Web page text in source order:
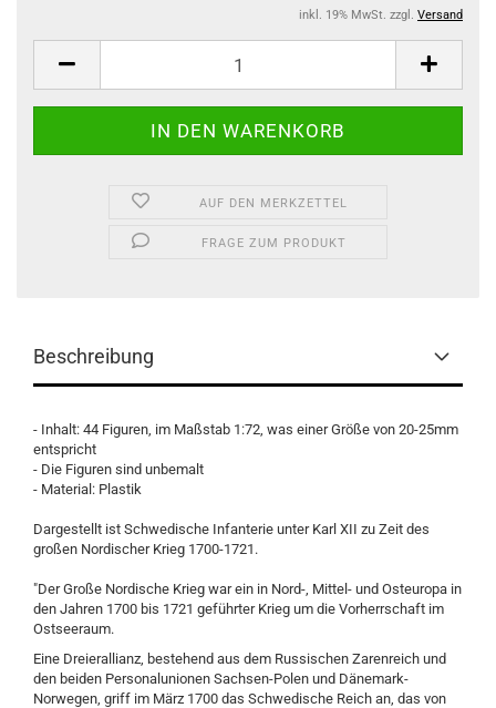
inkl. 19% MwSt. zzgl. Versand
AUF DEN MERKZETTEL
FRAGE ZUM PRODUKT
Beschreibung
- Inhalt: 44 Figuren, im Maßstab 1:72, was einer Größe von 20-25mm
entspricht
- Die Figuren sind unbemalt
- Material: Plastik
Dargestellt ist Schwedische Infanterie unter Karl XII zu Zeit des
großen Nordischer Krieg 1700-1721.
"Der Große Nordische Krieg war ein in Nord-, Mittel- und Osteuropa in
den Jahren 1700 bis 1721 geführter Krieg um die Vorherrschaft im
Ostseeraum.
Eine Dreierallianz, bestehend aus dem Russischen Zarenreich und
den beiden Personalunionen Sachsen-Polen und Dänemark-
Norwegen, griff im März 1700 das Schwedische Reich an, das von